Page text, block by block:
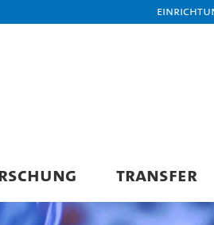
TRANSFER